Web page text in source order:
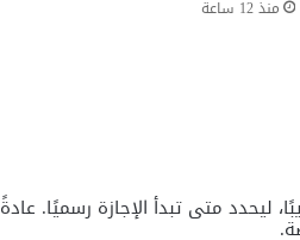
منذ 12 ساعة
للقطاع الخاص قد يصدر قريبًا، ليحدد متى تبدأ الإجازة رسميًا. عادةً